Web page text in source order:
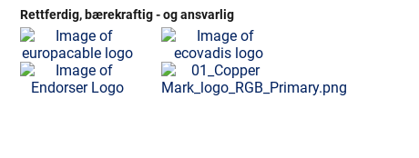
Rettferdig, bærekraftig - og ansvarlig